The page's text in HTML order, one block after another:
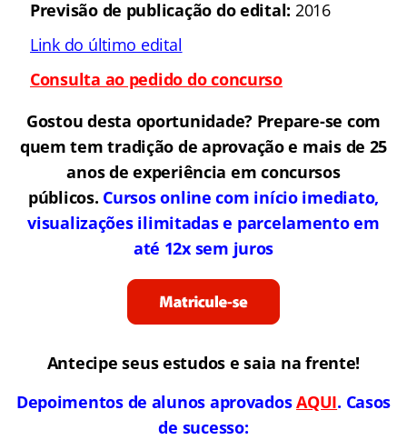
Previsão de publicação do edital: 2016
Link do último edital
Consulta ao pedido do concurso
Gostou desta oportunidade? Prepare-se com
quem tem tradição de aprovação e mais de 25
anos de experiência em concursos
públicos. Cursos online com início imediato,
visualizações ilimitadas e parcelamento em
até 12x sem juros
Antecipe seus estudos e saia na frente!
Depoimentos de alunos aprovadosAQUI. Casos
de sucesso: